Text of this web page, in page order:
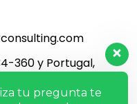
360 y Portugal,
1201
tu pregunta te